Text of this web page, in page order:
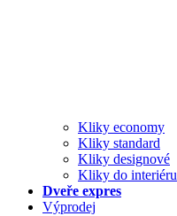
Kliky economy
Kliky standard
Kliky designové
Kliky do interiéru
Dveře expres
Výprodej